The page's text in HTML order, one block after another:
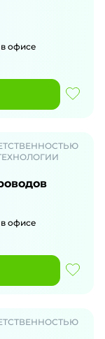
офисе
офисе